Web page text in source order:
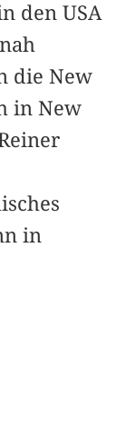
den USA
die New
in New
in